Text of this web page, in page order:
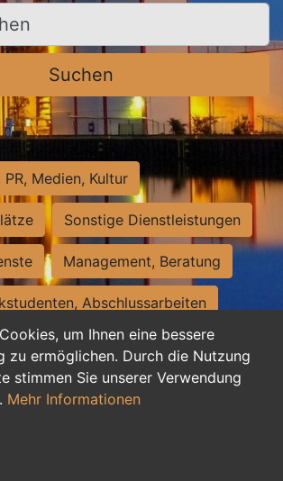
um Ihnen eine bessere
zu ermöglichen. Durch die Nutzung
stimmen Sie unserer Verwendung
Mehr Informationen
Suchen
Medien, Kultur
Sonstige Dienstleistungen
Management, Beratung
Abschlussarbeiten
Assistenz, Sekretariat
und Nebenjobs
Studium, duale Ausbildung